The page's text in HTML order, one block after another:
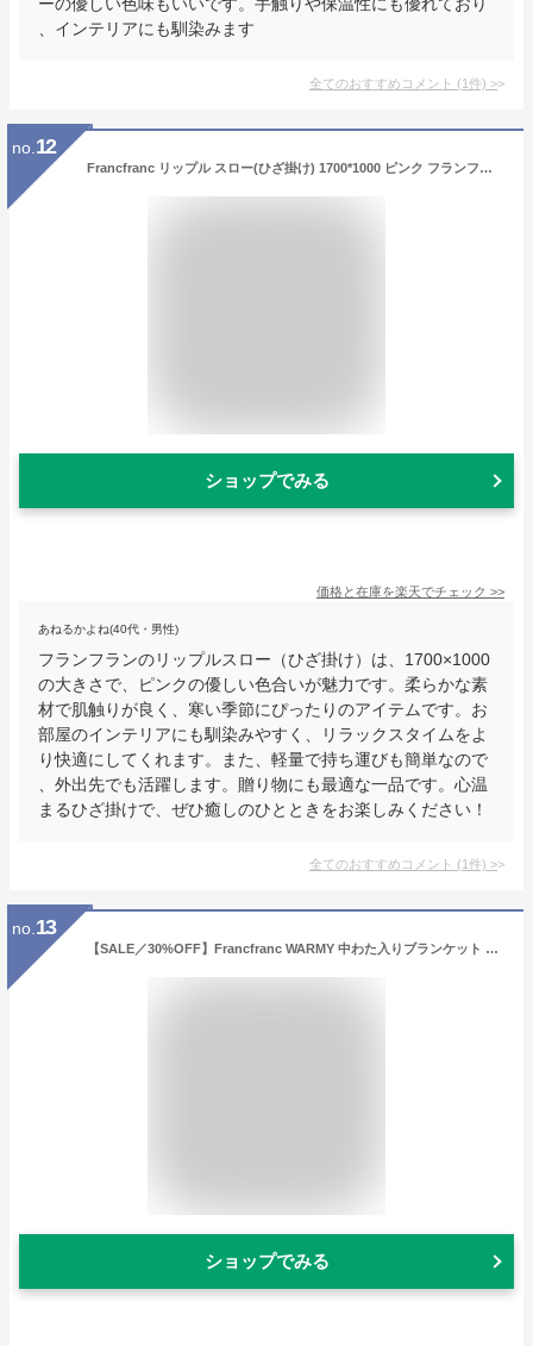
、インテリアにも馴染みます
全てのおすすめコメント (1件) >
no. 12
Francfranc リップル スロー(ひざ掛け) 1700*1000 ピンク フランフラン インテリア・生活雑貨 ブランケット・ひざ掛け ピンク【送料無料】
ショップでみる
価格と在庫を楽天でチェック >>
あねるかよね(40代・男性)
フランフランのリップルスロー（ひざ掛け）は、1700×1000
の大きさで、ピンクの優しい色合いが魅力です。柔らかな素
材で肌触りが良く、寒い季節にぴったりのアイテムです。お
部屋のインテリアにも馴染みやすく、リラックスタイムをよ
り快適にしてくれます。また、軽量で持ち運びも簡単なので
、外出先でも活躍します。贈り物にも最適な一品です。心温
まるひざ掛けで、ぜひ癒しのひとときをお楽しみください！
全てのおすすめコメント (1件) >
no. 13
【SALE／30%OFF】Francfranc WARMY 中わた入りブランケット リップル ダブル ピンク フランフラン インテリア・生活雑貨 ブランケット・ひざ掛け ピンク【送料無料】
ショップでみる